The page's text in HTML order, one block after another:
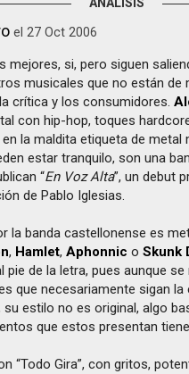
el 27 Oct 2006
mejores, si, pero siguen
musicales que no están de
crítica y los consumidores.
con hip-hop, toques
la maldita etiqueta de metal
estar tranquilo, son una
“En Voz Alta”, un debut
de Pablo Iglesias.
la banda castellonense es
, Hamlet,Aphonnic oSkunk
pie de la letra, pues aunque
que necesariamente sigan
estilo no es original, algo
que estos presentan
“Todo Gira”, con gritos,